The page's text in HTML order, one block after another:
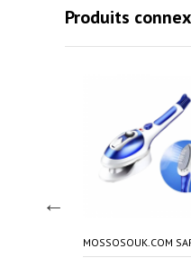
Produits
MOSSOSOUK.COM